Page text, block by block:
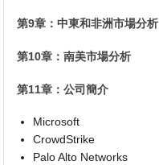
第9章：中東和非洲市場分析
第10章：南美市場分析
第11章：公司簡介
Microsoft
CrowdStrike
Palo Alto Networks